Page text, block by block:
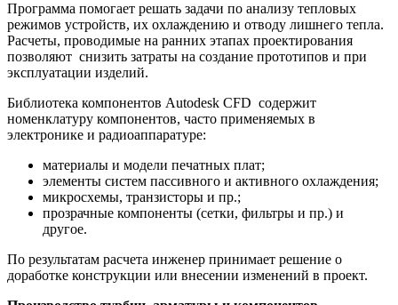
Программа помогает решать задачи по анализу тепловых
режимов устройств, их охлаждению и отводу лишнего тепла.
Расчеты, проводимые на ранних этапах проектирования
позволяют снизить затраты на создание прототипов и при
эксплуатации изделий.
Библиотека компонентов Autodesk CFD содержит
номенклатуру компонентов, часто применяемых в
электронике и радиоаппаратуре:
материалы и модели печатных плат;
элементы систем пассивного и активного охлаждения;
микросхемы, транзисторы и пр.;
прозрачные компоненты (сетки, фильтры и пр.) и
другое.
По результатам расчета инженер принимает решение о
доработке конструкции или внесении изменений в проект.